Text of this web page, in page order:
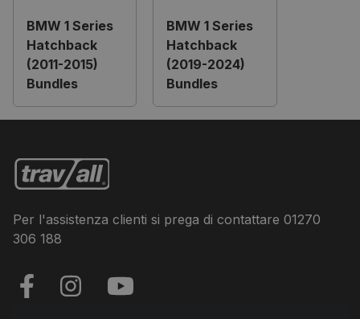
BMW 1 Series
Hatchback
(2011-2015)
Bundles
BMW 1 Series
Hatchback
(2019-2024)
Bundles
Per l'assistenza clienti si prega di contattare 01270
306 188